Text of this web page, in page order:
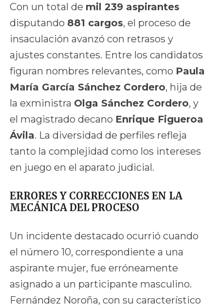
Con un total de mil 239 aspirantes
disputando 881 cargos, el proceso de
insaculación avanzó con retrasos y
ajustes constantes. Entre los candidatos
figuran nombres relevantes, como Paula
María García Sánchez Cordero, hija de
la exministra Olga Sánchez Cordero, y
el magistrado decano Enrique Figueroa
Ávila. La diversidad de perfiles refleja
tanto la complejidad como los intereses
en juego en el aparato judicial.
ERRORES Y CORRECCIONES EN LA
MECÁNICA DEL PROCESO
Un incidente destacado ocurrió cuando
el número 10, correspondiente a una
aspirante mujer, fue erróneamente
asignado a un participante masculino.
Fernández Noroña, con su característico